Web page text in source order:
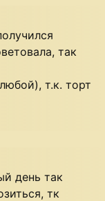
так
т.к. торт
день так
тк